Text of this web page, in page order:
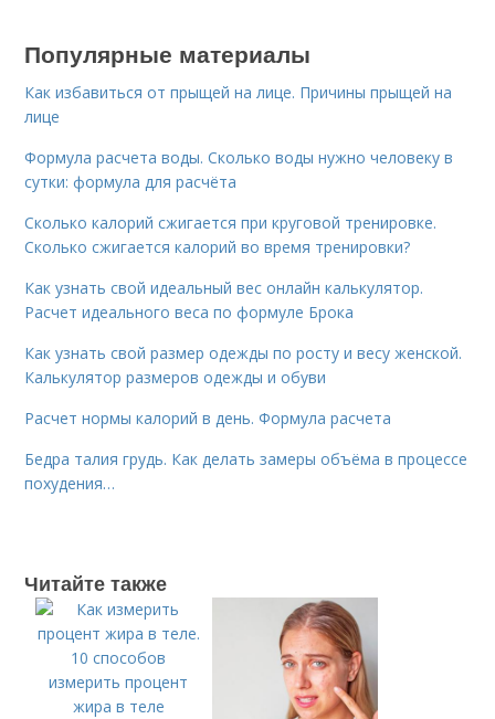
Популярные материалы
Как избавиться от прыщей на лице. Причины прыщей на
лице
Формула расчета воды. Сколько воды нужно человеку в
сутки: формула для расчёта
Сколько калорий сжигается при круговой тренировке.
Сколько сжигается калорий во время тренировки?
Как узнать свой идеальный вес онлайн калькулятор.
Расчет идеального веса по формуле Брока
Как узнать свой размер одежды по росту и весу женской.
Калькулятор размеров одежды и обуви
Расчет нормы калорий в день. Формула расчета
Бедра талия грудь. Как делать замеры объёма в процессе
похудения…
Читайте также